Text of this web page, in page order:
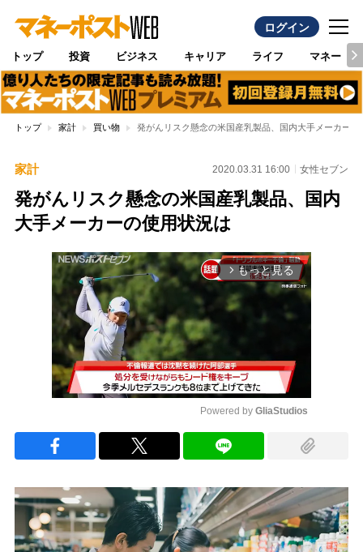
ログイン
トップ 投資 ビジネス キャリア ライフ マネー
トップ 家計 買い物 発がんリスク懸念の米国産乳製品、国内大手メーカーの
家計 2020.03.31 16:00 女性セブン
発がんリスク懸念の米国産乳製品、国内
大手メーカーの使用状況は
arrow_forward_ios もっと見る
Powered by GliaStudios